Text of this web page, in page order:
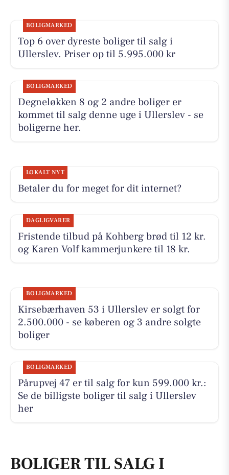
BOLIGMARKED
Top 6 over dyreste boliger til salg i
Ullerslev. Priser op til 5.995.000 kr
BOLIGMARKED
Degneløkken 8 og 2 andre boliger er
kommet til salg denne uge i Ullerslev - se
boligerne her.
LOKALT NYT
Betaler du for meget for dit internet?
DAGLIGVARER
Fristende tilbud på Kohberg brød til 12 kr.
og Karen Volf kammerjunkere til 18 kr.
BOLIGMARKED
Kirsebærhaven 53 i Ullerslev er solgt for
2.500.000 - se køberen og 3 andre solgte
boliger
BOLIGMARKED
Pårupvej 47 er til salg for kun 599.000 kr.:
Se de billigste boliger til salg i Ullerslev
her
BOLIGER TIL SALG I